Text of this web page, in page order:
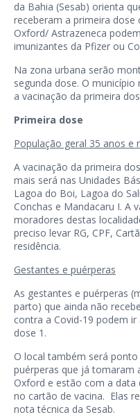
da Bahia (Sesab) orienta
receberam a primeira
Oxford/ Astrazeneca
imunizantes da Pfizer ou
Na zona urbana serão
segunda dose. O município
a vacinação da primeira
Primeira dose
População geral 35 anos e
A vacinação da primeira
mais será nas Unidades
Lagoa do Boi, Lagoa do
Conchas e Mandacaru I. A
moradores destas
preciso levar RG, CPF,
residência.
Gestantes e puérperas
As gestantes e puérperas
parto) que ainda não
contra a Covid-19 podem
dose 1.
O local também será
puérperas que já tomaram
Oxford e estão com a data
no cartão de vacina. Elas
nota técnica da Sesab.